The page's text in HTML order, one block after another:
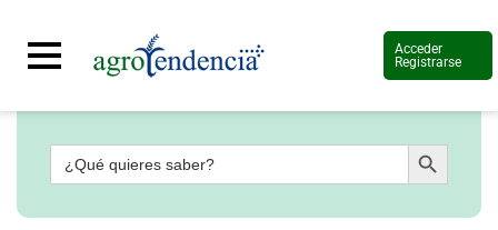
Acceder
Registrarse
Señal
en
Buscar: Botón de búsqueda